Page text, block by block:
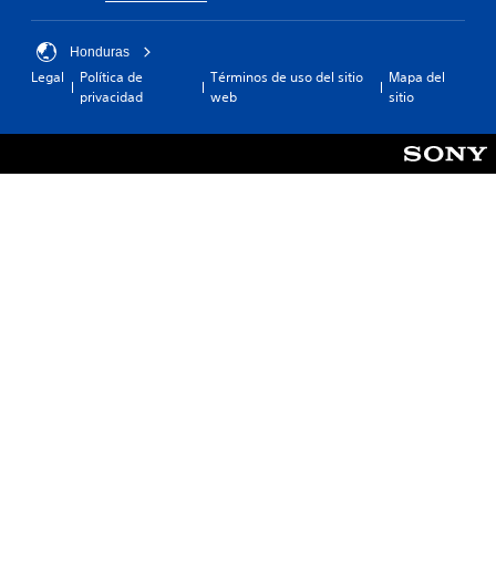
Honduras
Legal
Política de
privacidad
Términos de uso del sitio
web
Mapa del
sitio